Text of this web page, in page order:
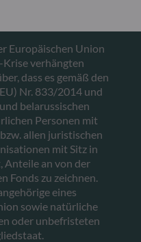
Europäischen Union
verhängten
dass es gemäß den
Nr. 833/2014 und
belarussischen
Personen mit
allen juristischen
mit Sitz in
Anteile an von der
Fonds zu zeichnen.
eines
sowie natürliche
oder unbefristeten